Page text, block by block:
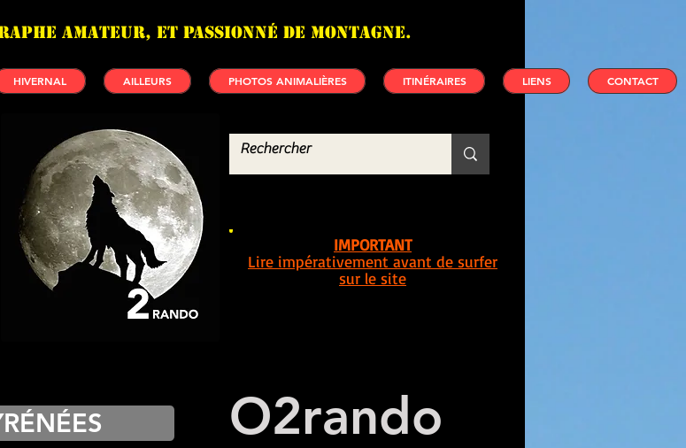
amateur, et passionné de montagne.
HIVERNAL AILLEURS PHOTOS ANIMALIÈRES ITINÉRAIRES LIENS CONTACT
IMPORTANT
Lire impérativement avant de surfer
sur le site
O2rando